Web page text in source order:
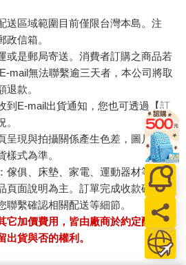
送區域範圍目前僅限台灣本島。注
政信箱。
或是郵局寄送。消費者訂購之商品若
mail無法聯繫逾三天者，本公司將取
退款。
到E-mail出貨通知，您也可透過【訂
。
呈現與拍攝關係產生色差，圖片僅供
樣式為準。
傢俱、床墊、家電、運動器材等）及
頁面說明為主。訂單完成收款確認
聯繫確認相關配送等細節。
它加價費用，皆由廠商於約定配送時
出貨與否的權利。